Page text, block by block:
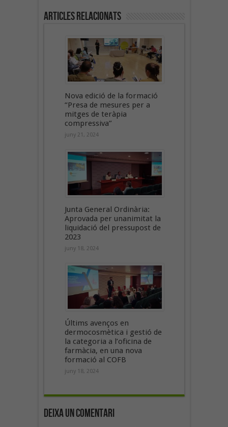
Articles Relacionats
Nova edició de la formació
“Presa de mesures per a
mitges de teràpia
compressiva”
juny 21, 2024
Junta General Ordinària:
Aprovada per unanimitat la
liquidació del pressupost de
2023
juny 18, 2024
Últims avenços en
dermocosmètica i gestió de
la categoria a l’oficina de
farmàcia, en una nova
formació al COFB
juny 18, 2024
Deixa un Comentari